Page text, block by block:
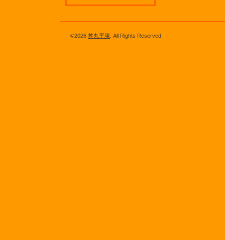
©2026 丼丸平塚 . All Rights Reserved.